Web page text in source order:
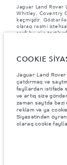
Jaguar Land Rover
Whitley, Coventry
keçmişdir.
olaraq rəsmi
sərfi bu cür
dilerinizə müraciət
Göstərilən çəkilər
İstehsal sonrası
qabiliyyətinə təsir
yükləndikdə
Yükün müəyyən
Şəkillər və
çatışmazlığı hal-
mövcudluğuna və
COOKIE
Jaguar Land
çatdırmaq və
fayllardan istifadə
və artıq sizə
zaman saytda
reklam və ya
Siyasətindən
olaraq cookie